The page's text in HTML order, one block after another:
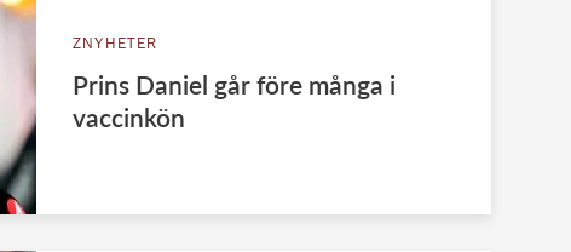
ZNYHETER
Prins Daniel går före många i
vaccinkön